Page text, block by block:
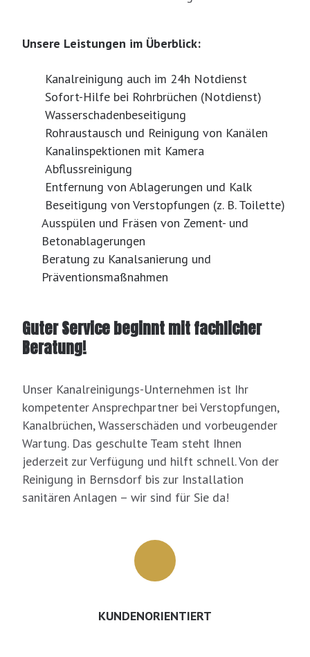
Unsere Leistungen im Überblick:
Kanalreinigung auch im 24h Notdienst
Sofort-Hilfe bei Rohrbrüchen (Notdienst)
Wasserschadenbeseitigung
Rohraustausch und Reinigung von Kanälen
Kanalinspektionen mit Kamera
Abflussreinigung
Entfernung von Ablagerungen und Kalk
Beseitigung von Verstopfungen (z. B. Toilette)
Ausspülen und Fräsen von Zement- und
Betonablagerungen
Beratung zu Kanalsanierung und
Präventionsmaßnahmen
Guter Service beginnt mit fachlicher
Beratung!
Unser Kanalreinigungs-Unternehmen ist Ihr
kompetenter Ansprechpartner bei Verstopfungen,
Kanalbrüchen, Wasserschäden und vorbeugender
Wartung. Das geschulte Team steht Ihnen
jederzeit zur Verfügung und hilft schnell. Von der
Reinigung in Bernsdorf bis zur Installation
sanitären Anlagen – wir sind für Sie da!
KUNDENORIENTIERT